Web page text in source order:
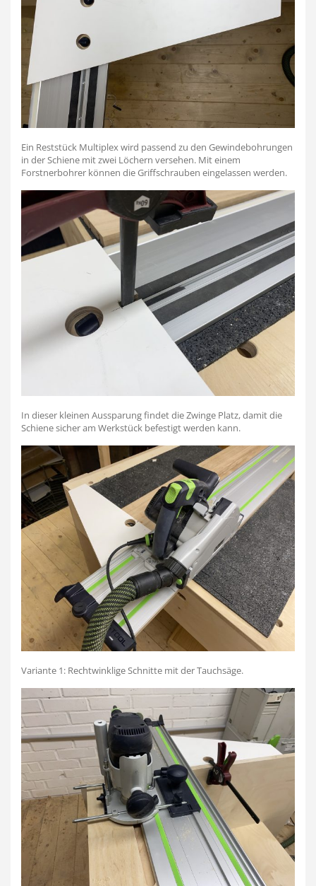
Ein Reststück Multiplex wird passend zu den Gewindebohrungen
in der Schiene mit zwei Löchern versehen. Mit einem
Forstnerbohrer können die Griffschrauben eingelassen werden.
In dieser kleinen Aussparung findet die Zwinge Platz, damit die
Schiene sicher am Werkstück befestigt werden kann.
Variante 1: Rechtwinklige Schnitte mit der Tauchsäge.